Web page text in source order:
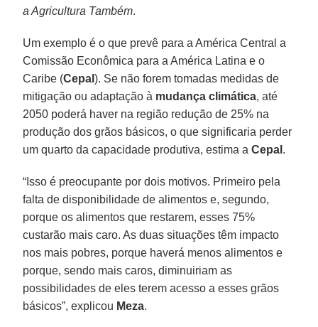
a Agricultura Também.
Um exemplo é o que prevê para a América Central a
Comissão Econômica para a América Latina e o
Caribe (Cepal). Se não forem tomadas medidas de
mitigação ou adaptação à mudança climática, até
2050 poderá haver na região redução de 25% na
produção dos grãos básicos, o que significaria perder
um quarto da capacidade produtiva, estima aCepal .
“Isso é preocupante por dois motivos. Primeiro pela
falta de disponibilidade de alimentos e, segundo,
porque os alimentos que restarem, esses 75%
custarão mais caro. As duas situações têm impacto
nos mais pobres, porque haverá menos alimentos e
porque, sendo mais caros, diminuiriam as
possibilidades de eles terem acesso a esses grãos
básicos”, explicou Meza.